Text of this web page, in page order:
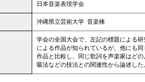
日本音楽表現学会
沖縄県立芸術大学 音楽棟
学会の全国大会で、左記の標題による
による作品が知られているが、他にも
作品と比較し、同じ歌詞を声楽家はど
吸法などの技法との関連性から論述し